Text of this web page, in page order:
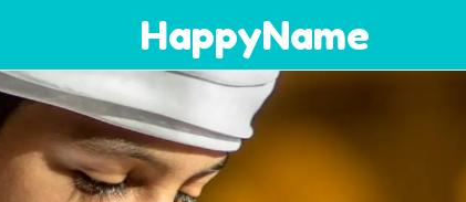
HappyName